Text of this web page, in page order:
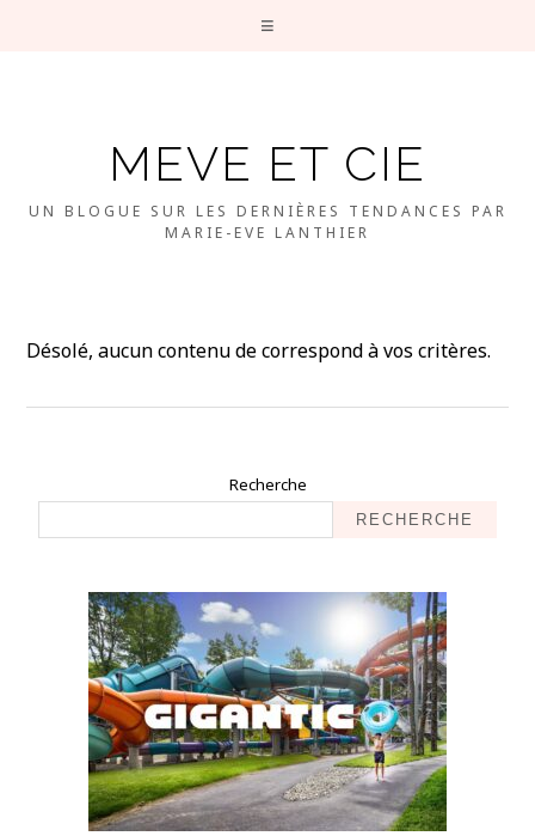
MEVE ET CIE
UN BLOGUE SUR LES DERNIÈRES TENDANCES PAR
MARIE-EVE LANTHIER
Désolé, aucun contenu de correspond à vos critères.
Recherche
RECHERCHE